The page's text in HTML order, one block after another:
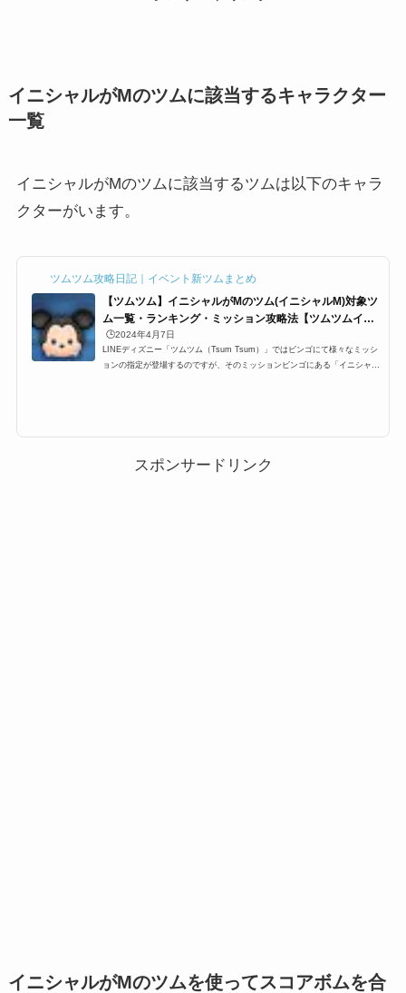
イニシャルがMのツムに該当するキャラクター
一覧
イニシャルがMのツムに該当するツムは以下のキャラ
クターがいます。
ツムツム攻略日記｜イベント新ツムまとめ
【ツムツム】イニシャルがMのツム(イニシャルM)対象ツ
ム一覧・ランキング・ミッション攻略法【ツムツムイニ
シャルM】
🕒️2024年4月7日
LINEディズニー「ツムツム（Tsum Tsum）」ではビンゴにて様々なミッシ
ョンの指定が登場するのですが、そのミッションビンゴにある「イニシャル
ッキー ソーサラーミッキー かぼち...
スポンサードリンク
イニシャルがMのツムを使ってスコアボムを合